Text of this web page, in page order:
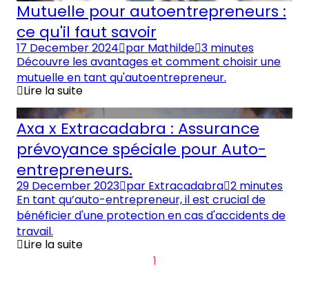
Mutuelle pour autoentrepreneurs :
ce qu'il faut savoir
17 December 2024 par Mathilde 3 minutes
Découvre les avantages et comment choisir une
mutuelle en tant qu'autoentrepreneur.
Lire la suite
Axa x Extracadabra : Assurance
prévoyance spéciale pour Auto-
entrepreneurs.
29 December 2023 par Extracadabra 2 minutes
En tant qu’auto-entrepreneur, il est crucial de
bénéficier d'une protection en cas d'accidents de
travail.
Lire la suite
1